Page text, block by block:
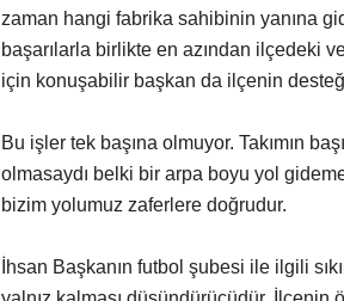
zaman hangi fabrika sahibinin yanına
başarılarla birlikte en azından ilçedeki
için konuşabilir başkan da ilçenin
Bu işler tek başına olmuyor. Takımın
olmasaydı belki bir arpa boyu yol
bizim yolumuz zaferlere doğrudur.
İhsan Başkanın futbol şubesi ile ilgili